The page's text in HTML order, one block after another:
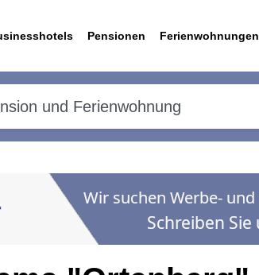
Pensionen Ferienwohnungen